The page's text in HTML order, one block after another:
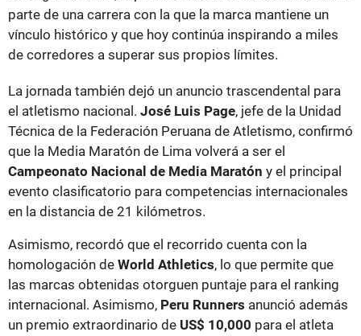
parte de una carrera con la que la marca mantiene un
vínculo histórico y que hoy continúa inspirando a miles
de corredores a superar sus propios límites.
La jornada también dejó un anuncio trascendental para
el atletismo nacional. José Luis Page, jefe de la Unidad
Técnica de la Federación Peruana de Atletismo, confirmó
que la Media Maratón de Lima volverá a ser el
Campeonato Nacional de Media Maratón y el principal
evento clasificatorio para competencias internacionales
en la distancia de 21 kilómetros.
Asimismo, recordó que el recorrido cuenta con la
homologación de World Athletics, lo que permite que
las marcas obtenidas otorguen puntaje para el ranking
internacional. Asimismo, Peru Runners anunció además
un premio extraordinario de US$ 10,000 para el atleta